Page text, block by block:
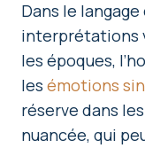
Dans le
interprétations
les époques,
les émotions
réserve dans
nuancée, qui